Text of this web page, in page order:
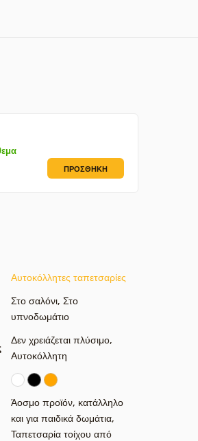
ΠΡΟΣΘΉΚΗ
Αυτοκόλλητες ταπετσαρίες
Στο σαλόνι, Στο
υπνοδωμάτιο
Δεν χρειάζεται πλύσιμο,
Αυτοκόλλητη
Άοσμο προϊόν, κατάλληλο
και για παιδικά δωμάτια,
Ταπετσαρία τοίχου από